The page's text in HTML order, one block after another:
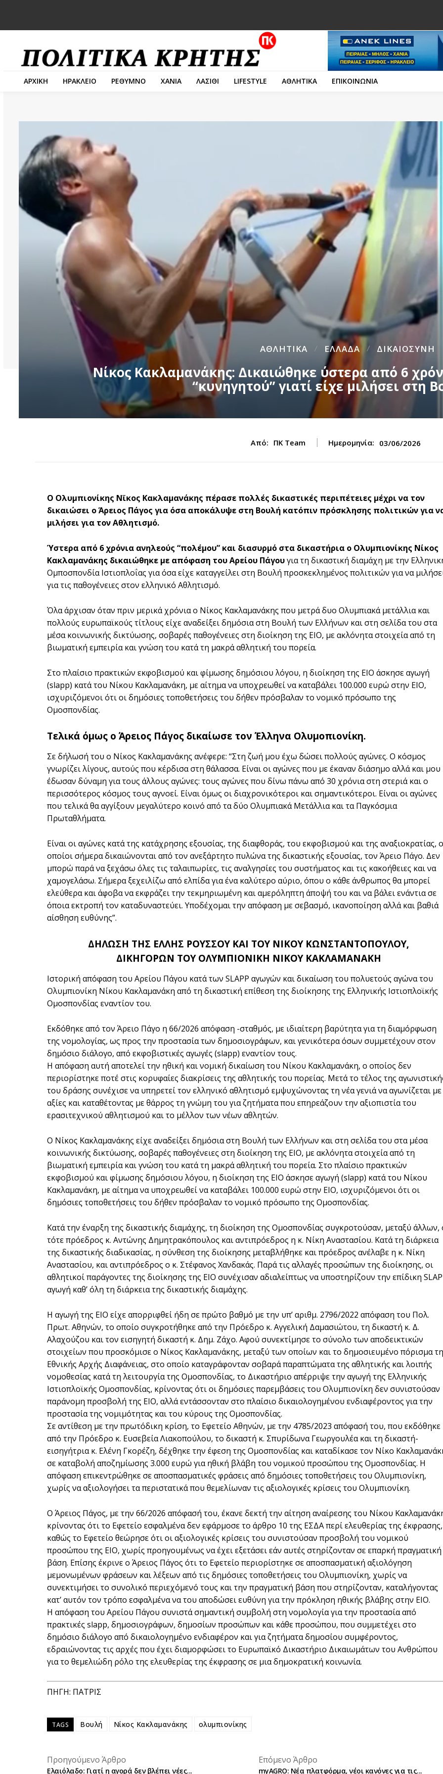
ΑΡΧΙΚΗ ΗΡΑΚΛΕΙΟ ΡΕΘΥΜΝΟ ΧΑΝΙΑ ΛΑΣΙΘΙ LIFESTYLE ΑΘΛΗΤΙΚΑ ΕΠΙΚΟΙΝΩΝΙΑ
ΑΘΛΗΤΙΚΑ ΕΛΛΑΔΑ ΔΙΚΑΙΟΣΥΝΗ
Νίκος Κακλαμανάκης: Δικαιώθηκε ύστερα από 6
“κυνηγητού” γιατί είχε μιλήσει στη
Από: ΠΚ Team Ημερομηνία: 03/06/2026
Ο Ολυμπιονίκης Νϊκος Κακλαμανάκης πέρασε πολλές δικαστικές περιπέτειες μέχρι να τον
δικαιώσει ο Άρειος Πάγος για όσα αποκάλυψε στη Βουλή κατόπιν πρόσκλησης πολιτικών για
μιλήσει για τον Αθλητισμό.
Ύστερα από 6 χρόνια ανηλεούς “πολέμου” και διασυρμό στα δικαστήρια ο Ολυμπιονίκης Νίκος
Κακλαμανάκης δικαιώθηκε με απόφαση του Αρείου Πάγουγια τη δικαστική διαμάχη με την
Ομποσπονδία Ιστιοπλοΐας για όσα είχε καταγγείλει στη Βουλή προσκεκλημένος πολιτικών για να
για τις παθογένειες στον ελληνικό Αθλητισμό.
Όλα άρχισαν όταν πριν μερικά χρόνια ο Νίκος Κακλαμανάκης που μετρά δυο Ολυμπιακά μετάλλια και
πολλούς ευρωπαϊκούς τίτλους είχε αναδείξει δημόσια στη Βουλή των Ελλήνων και στη σελίδα του στα
μέσα κοινωνικής δικτύωσης, σοβαρές παθογένειες στη διοίκηση της ΕΙΟ, με ακλόνητα στοιχεία από τη
βιωματική εμπειρία και γνώση του κατά τη μακρά αθλητική του πορεία.
Στο πλαίσιο πρακτικών εκφοβισμού και φίμωσης δημόσιου λόγου, η διοίκηση της ΕΙΟ άσκησε αγωγή
(slapp) κατά του Νίκου Κακλαμανάκη, με αίτημα να υποχρεωθεί να καταβάλει 100.000 ευρώ στην ΕΙΟ,
ισχυριζόμενοι ότι οι δημόσιες τοποθετήσεις του δήθεν πρόσβαλαν το νομικό πρόσωπο της
Ομοσπονδίας.
Τελικά όμως ο Άρειος Πάγος δικαίωσε τον Έλληνα Ολυμοπιονίκη.
Σε δήλωσή του ο Νίκος Κακλαμανάκης ανέφερε: “Στη ζωή μου έχω δώσει πολλούς αγώνες. Ο κόσμος
γνωρίζει λίγους, αυτούς που κέρδισα στη θάλασσα. Είναι οι αγώνες που με έκαναν διάσημο αλλά και μου
έδωσαν δύναμη για τους άλλους αγώνες: τους αγώνες που δίνω πάνω από 30 χρόνια στη στεριά και ο
περισσότερος κόσμος τους αγνοεί. Είναι όμως οι διαχρονικότεροι και σημαντικότεροι. Είναι οι αγώνες
που τελικά θα αγγίξουν μεγαλύτερο κοινό από τα δύο Ολυμπιακά Μετάλλια και τα Παγκόσμια
Πρωταθλήματα.
Είναι οι αγώνες κατά της κατάχρησης εξουσίας, της διαφθοράς, του εκφοβισμού και της αναξιοκρατίας,
οποίοι σήμερα δικαιώνονται από τον ανεξάρτητο πυλώνα της δικαστικής εξουσίας, τον Άρειο Πάγο. Δεν
μπορώ παρά να ξεχάσω όλες τις ταλαιπωρίες, τις αναλγησίες του συστήματος και τις κακοήθειες και να
χαμογελάσω. Σήμερα ξεχειλίζω από ελπίδα για ένα καλύτερο αύριο, όπου ο κάθε άνθρωπος θα μπορεί
ελεύθερα και άφοβα να εκφράζει την τεκμηριωμένη και αμερόληπτη άποψή του και να βάλει ενάντια σε
όποια εκτροπή τον καταδυναστεύει. Υποδέχομαι την απόφαση με σεβασμό, ικανοποίηση αλλά και βαθιά
αίσθηση ευθύνης”.
ΔΗΛΩΣΗ ΤΗΣ ΕΛΛΗΣ ΡΟΥΣΣΟΥ ΚΑΙ ΤΟΥ ΝΙΚΟΥ ΚΩΝΣΤΑΝΤΟΠΟΥΛΟΥ,
ΔΙΚΗΓΟΡΩΝ ΤΟΥ ΟΛΥΜΠΙΟΝΙΚΗ ΝΙΚΟΥ ΚΑΚΛΑΜΑΝΑΚΗ
Ιστορική απόφαση του Αρείου Πάγου κατά των SLAPP αγωγών και δικαίωση του πολυετούς αγώνα του
Ολυμπιονίκη Νίκου Κακλαμανάκη από τη δικαστική επίθεση της διοίκησης της Ελληνικής Ιστιοπλοϊκής
Ομοσπονδίας εναντίον του.
Εκδόθηκε από τον Άρειο Πάγο η 66/2026 απόφαση -σταθμός, με ιδιαίτερη βαρύτητα για τη διαμόρφωση
της νομολογίας, ως προς την προστασία των δημοσιογράφων, και γενικότερα όσων συμμετέχουν στον
δημόσιο διάλογο, από εκφοβιστικές αγωγές (slapp) εναντίον τους.
Η απόφαση αυτή αποτελεί την ηθική και νομική δικαίωση του Νίκου Κακλαμανάκη, ο οποίος δεν
περιορίστηκε ποτέ στις κορυφαίες διακρίσεις της αθλητικής του πορείας. Μετά το τέλος της
του δράσης συνέχισε να υπηρετεί τον ελληνικό αθλητισμό εμψυχώνοντας τη νέα γενιά να αγωνίζεται με
αξίες και καταθέτοντας με θάρρος τη γνώμη του για ζητήματα που επηρεάζουν την αξιοπιστία του
ερασιτεχνικού αθλητισμού και το μέλλον των νέων αθλητών.
Ο Νίκος Κακλαμανάκης είχε αναδείξει δημόσια στη Βουλή των Ελλήνων και στη σελίδα του στα μέσα
κοινωνικής δικτύωσης, σοβαρές παθογένειες στη διοίκηση της ΕΙΟ, με ακλόνητα στοιχεία από τη
βιωματική εμπειρία και γνώση του κατά τη μακρά αθλητική του πορεία. Στο πλαίσιο πρακτικών
εκφοβισμού και φίμωσης δημόσιου λόγου, η διοίκηση της ΕΙΟ άσκησε αγωγή (slapp) κατά του Νίκου
Κακλαμανάκη, με αίτημα να υποχρεωθεί να καταβάλει 100.000 ευρώ στην ΕΙΟ, ισχυριζόμενοι ότι οι
δημόσιες τοποθετήσεις του δήθεν πρόσβαλαν το νομικό πρόσωπο της Ομοσπονδίας.
Κατά την έναρξη της δικαστικής διαμάχης, τη διοίκηση της Ομοσπονδίας συγκροτούσαν, μεταξύ άλλων,
τότε πρόεδρος κ. Αντώνης Δημητρακόπουλος και αντιπρόεδρος η κ. Νίκη Αναστασίου. Κατά τη διάρκεια
της δικαστικής διαδικασίας, η σύνθεση της διοίκησης μεταβλήθηκε και πρόεδρος ανέλαβε η κ. Νίκη
Αναστασίου, και αντιπρόεδρος ο κ. Στέφανος Χανδακάς. Παρά τις αλλαγές προσώπων της διοίκησης, οι
αθλητικοί παράγοντες της διοίκησης της ΕΙΟ συνέχισαν αδιαλείπτως να υποστηρίζουν την επίδικη
αγωγή καθ’ όλη τη διάρκεια της δικαστικής διαμάχης.
Η αγωγή της ΕΙΟ είχε απορριφθεί ήδη σε πρώτο βαθμό με την υπ’ αριθμ. 2796/2022 απόφαση του Πολ.
Πρωτ. Αθηνών, το οποίο συγκροτήθηκε από την Πρόεδρο κ. Αγγελική Δαμασιώτου, τη δικαστή κ. Δ.
Αλαχούζου και τον εισηγητή δικαστή κ. Δημ. Ζάχο. Αφού συνεκτίμησε το σύνολο των αποδεικτικών
στοιχείων που προσκόμισε ο Νίκος Κακλαμανάκης, μεταξύ των οποίων και το δημοσιευμένο πόρισμα
Εθνικής Αρχής Διαφάνειας, στο οποίο καταγράφονταν σοβαρά παραπτώματα της αθλητικής και λοιπής
νομοθεσίας κατά τη λειτουργία της Ομοσπονδίας, το Δικαστήριο απέρριψε την αγωγή της Ελληνικής
Ιστιοπλοϊκής Ομοσπονδίας, κρίνοντας ότι οι δημόσιες παρεμβάσεις του Ολυμπιονίκη δεν συνιστούσαν
παράνομη προσβολή της ΕΙΟ, αλλά εντάσσονταν στο πλαίσιο δικαιολογημένου ενδιαφέροντος για την
προστασία της νομιμότητας και του κύρους της Ομοσπονδίας.
Σε αντίθεση με την πρωτόδικη κρίση, το Εφετείο Αθηνών, με την 4785/2023 απόφασή του, που εκδόθηκε
από την Πρόεδρο κ. Ευσεβεία Λιακοπούλου, το δικαστή κ. Σπυρίδωνα Γεωργουλέα και τη δικαστή-
εισηγήτρια κ. Ελένη Γκορέζη, δέχθηκε την έφεση της Ομοσπονδίας και καταδίκασε τον Νίκο
σε καταβολή αποζημίωσης 3.000 ευρώ για ηθική βλάβη του νομικού προσώπου της Ομοσπονδίας. Η
απόφαση επικεντρώθηκε σε αποσπασματικές φράσεις από δημόσιες τοποθετήσεις του Ολυμπιονίκη,
χωρίς να αξιολογήσει τα περιστατικά που θεμελίωναν τις αξιολογικές κρίσεις του Ολυμπιονίκη.
Ο Άρειος Πάγος, με την 66/2026 απόφασή του, έκανε δεκτή την αίτηση αναίρεσης του Νίκου
κρίνοντας ότι το Εφετείο εσφαλμένα δεν εφάρμοσε το άρθρο 10 της ΕΣΔΑ περί ελευθερίας της έκφρασης,
καθώς το Εφετείο θεώρησε ότι οι αξιολογικές κρίσεις του συνιστούσαν προσβολή του νομικού
προσώπου της ΕΙΟ, χωρίς προηγουμένως να έχει εξετάσει εάν αυτές στηρίζονταν σε επαρκή πραγματική
βάση. Επίσης έκρινε ο Άρειος Πάγος ότι το Εφετείο περιορίστηκε σε αποσπασματική αξιολόγηση
μεμονωμένων φράσεων και λέξεων από τις δημόσιες τοποθετήσεις του Ολυμπιονίκη, χωρίς να
συνεκτιμήσει το συνολικό περιεχόμενό τους και την πραγματική βάση που στηρίζονταν, καταλήγοντας
κατ’ αυτόν τον τρόπο εσφαλμένα να του αποδώσει ευθύνη για την πρόκληση ηθικής βλάβης στην ΕΙΟ.
Η απόφαση του Αρείου Πάγου συνιστά σημαντική συμβολή στη νομολογία για την προστασία από
πρακτικές slapp, δημοσιογράφων, δημοσίων προσώπων και κάθε προσώπου, που συμμετέχει στο
δημόσιο διάλογο από δικαιολογημένο ενδιαφέρον και για ζητήματα δημοσίου συμφέροντος,
εδραιώνοντας τις αρχές που έχει διαμορφώσει το Ευρωπαϊκό Δικαστήριο Δικαιωμάτων του Ανθρώπου
για το θεμελιώδη ρόλο της ελευθερίας της έκφρασης σε μια δημοκρατική κοινωνία.
ΠΗΓΗ: ΠΑΤΡΙΣ
TAGS Βουλή Νίκος Κακλαμανάκης ολυμπιονίκης
Προηγούμενο Άρθρο placeholder text
Επόμενο Άρθρο
Ελαιόλαδο: Γιατί η αγορά δεν βλέπει νέες... myAGRO: Νέα πλατφόρμα, νέοι κανόνες για τις...